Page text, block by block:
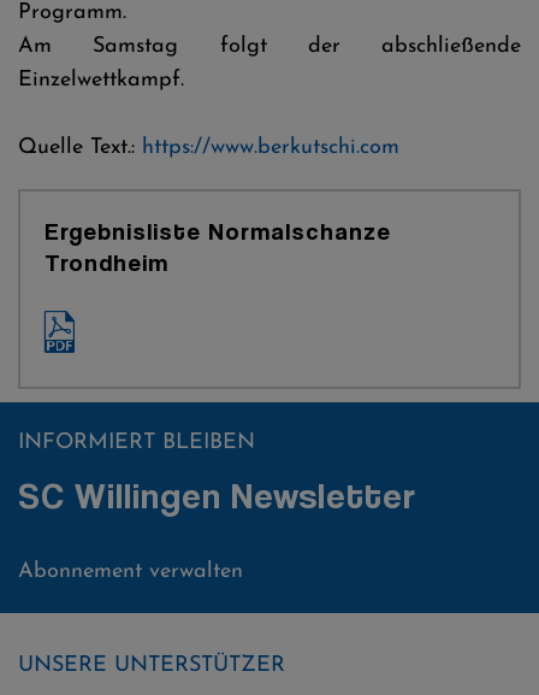
Programm.
Am Samstag folgt der abschließende
Einzelwettkampf.
Quelle Text.: https://www.berkutschi.com
Ergebnisliste Normalschanze
Trondheim
INFORMIERT BLEIBEN
SC Willingen Newsletter
Abonnement verwalten
UNSERE UNTERSTÜTZER